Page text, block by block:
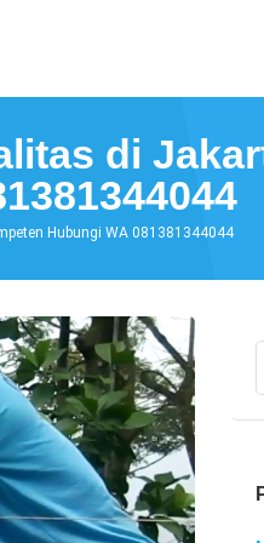
di
Hubungi WA 081381344044